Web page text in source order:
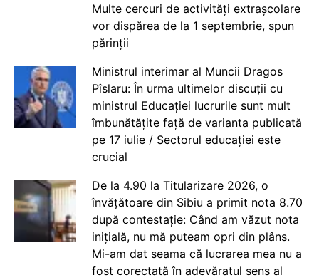
Multe cercuri de activități extrașcolare
vor dispărea de la 1 septembrie, spun
părinții
Ministrul interimar al Muncii Dragos
Pîslaru: În urma ultimelor discuții cu
ministrul Educației lucrurile sunt mult
îmbunătățite față de varianta publicată
pe 17 iulie / Sectorul educației este
crucial
De la 4.90 la Titularizare 2026, o
învățătoare din Sibiu a primit nota 8.70
după contestație: Când am văzut nota
inițială, nu mă puteam opri din plâns.
Mi-am dat seama că lucrarea mea nu a
fost corectată în adevăratul sens al